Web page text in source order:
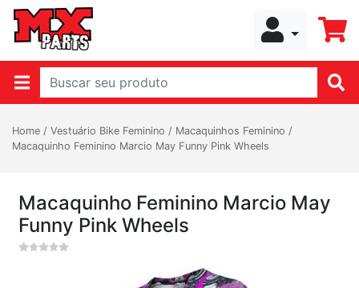
Home / Vestuário Bike Feminino / Macaquinhos Feminino /
Macaquinho Feminino Marcio May Funny Pink Wheels
Macaquinho Feminino Marcio May
Funny Pink Wheels